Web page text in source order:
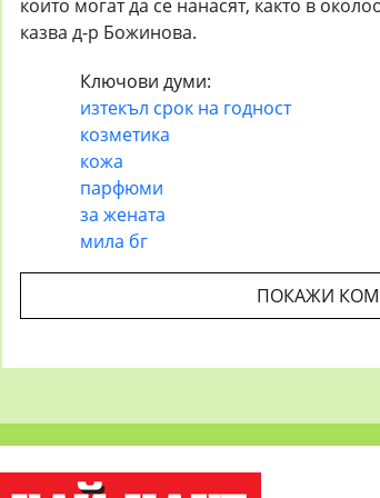
които могат да се нанасят, както в
казва д-р Божинова.
Ключови думи:
изтекъл срок на годност
козметика
кожа
парфюми
за жената
мила бг
ПОКАЖИ